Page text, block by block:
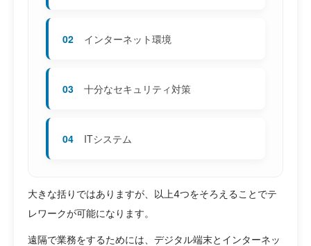
02 インターネット環境
03 十分なセキュリティ対策
04 ITシステム
大きな括りではありますが、以上4つをそろえることでテ
レワークが可能になります。
遠隔で業務をするためには、デジタル端末とインターネッ